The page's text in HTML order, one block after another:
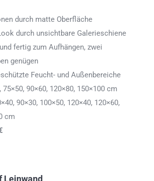
durch matte Oberfläche
durch unsichtbare Galerieschiene
fertig zum Aufhängen, zwei
genügen
Feucht- und Außenbereiche
75×50, 90×60, 120×80, 150×100 cm
90×30, 100×50, 120×40, 120×60,
cm
Leinwand